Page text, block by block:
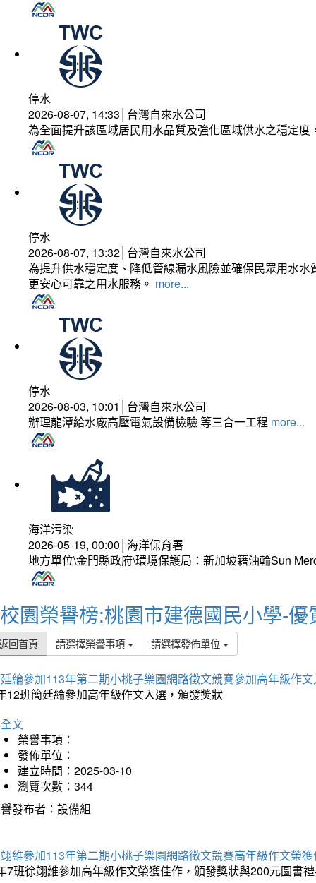
停水
2026-08-07, 14:33│台灣自來水公司
為全面提升該區域居民用水品質及強化區域供水之穩定
停水
2026-08-07, 13:32│台灣自來水公司
為提升供水穩定度、降低管線漏水風險並確保民眾用水
更安心可靠之用水服務。 more...
停水
2026-08-03, 10:01│台灣自來水公司
辦理龍潭給水廠高壓電氣設備檢驗 等三合一工程 more...
海洋污染
2026-05-19, 00:00│海洋保育署
地方單位\金門縣政府\環境保護局：新加坡籍油輪Sun
校園榮譽榜:桃園市建德國民小學-優
回首頁 請選擇榮譽事項 請選擇發佈單位
綸參加113年第二期小桃子樂園網路徵文競賽參加高年級作
12班簡廷綸參加高年級作文入選，頒發獎狀
文
榮譽事項：
發佈單位：
建立時間：2025-03-10
瀏覽次數：344
發布者：設備組
維參加113年第二期小桃子樂園網路徵文競賽高年級作文榮
7班徐翊維參加高年級作文榮獲佳作，頒發獎狀與200元圖書